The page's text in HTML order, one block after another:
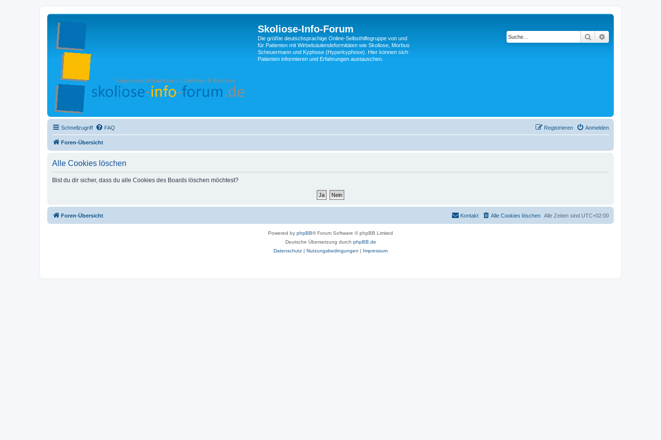
Skoliose-Info-Forum
Die größte deutschsprachige Online-Selbsthilfegruppe von und
für Patienten mit Wirbelsäulendeformitäten wie Skoliose, Morbus
Scheuermann und Kyphose (Hyperkyphose). Hier können sich
Patienten informieren und Erfahrungen austauschen.
Suche
Schnellzugriff FAQ Anmelden
Registrieren
Foren-Übersicht
Alle Cookies löschen
Bist du dir sicher, dass du alle Cookies des Boards löschen möchtest?
Foren-Übersicht Alle Zeiten sind UTC+02:00
Alle Cookies löschen
Kontakt
Powered by phpBB® Forum Software © phpBB Limited
Deutsche Übersetzung durch phpBB.de
Datenschutz | Nutzungsbedingungen | Impressum